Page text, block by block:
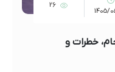
1405/
26
خطرات و